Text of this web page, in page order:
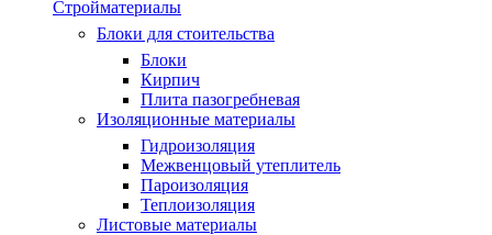
Стройматериалы
Блоки для стоительства
Блоки
Кирпич
Плита пазогребневая
Изоляционные материалы
Гидроизоляция
Межвенцовый утеплитель
Пароизоляция
Теплоизоляция
Листовые материалы